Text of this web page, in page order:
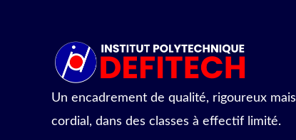
Un encadrement de qualité, rigoureux mais
cordial, dans des classes à effectif limité.